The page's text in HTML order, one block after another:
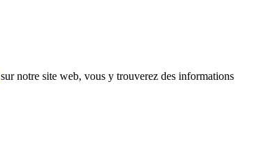
sur notre site web, vous y trouverez des informations